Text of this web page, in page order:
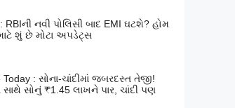
RBIની નવી પોલિસી બાદ EMI ઘટશે? હોમ
શું છે મોટા અપડેટ્સ
: સોના-ચાંદીમાં જબરદસ્ત તેજી!
સાથે સોનું ₹1.45 લાખને પાર, ચાંદી પણ